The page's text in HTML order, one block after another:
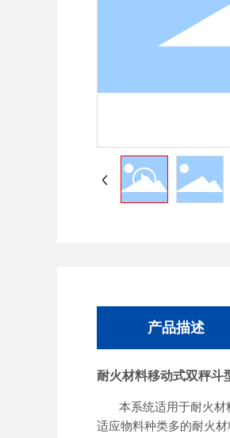
产品描述
耐火材料移动式双秤斗
本系统适用于耐火
适应物料种类多的耐火